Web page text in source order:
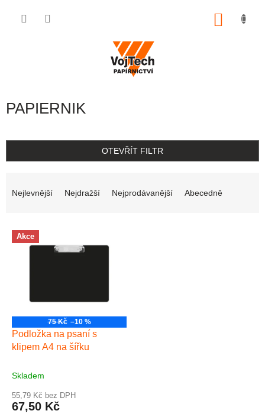
PAPIERNIK
OTEVŘÍT FILTR
Nejlevnější Nejdražší Nejprodávanější Abecedně
Výpis produktů
Akce
75 Kč –10 %
Podložka na psaní s
klipem A4 na šířku
Skladem
55,79 Kč bez DPH
67,50 Kč